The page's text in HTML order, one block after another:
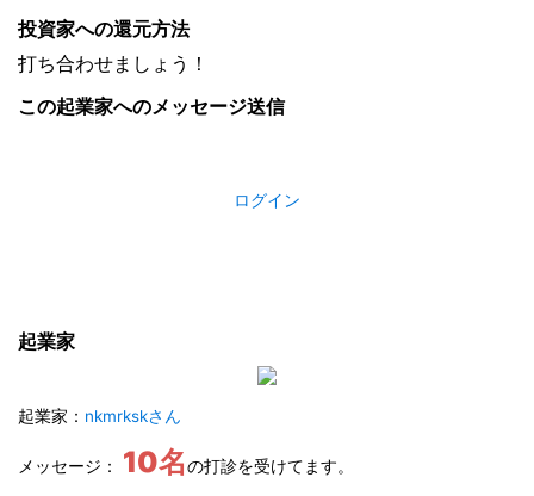
投資家への還元方法
打ち合わせましょう！
この起業家へのメッセージ送信
ログイン
起業家
起業家： nkmrkskさん
メッセージ： 10名の打診を受けてます。